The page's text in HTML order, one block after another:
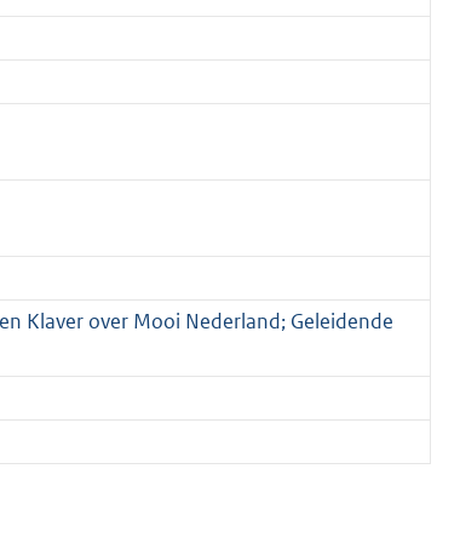
Klaver over Mooi Nederland; Geleidende